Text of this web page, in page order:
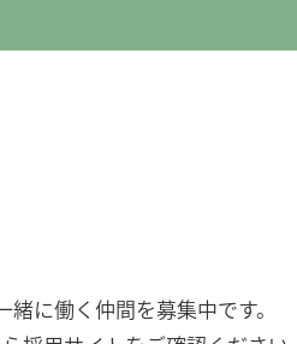
緒に働く 仲間を募集中です。